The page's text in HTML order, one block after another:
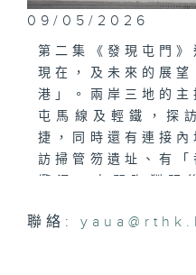
09/05/2026
第二集《發現屯門
現在，及未來的展
港」。兩岸三地的
屯馬線及輕鐵，探
捷，同時還有連接
訪掃管笏遺址、有
處，帶觀眾瞭解屯
在香港的地位和作
聯絡: